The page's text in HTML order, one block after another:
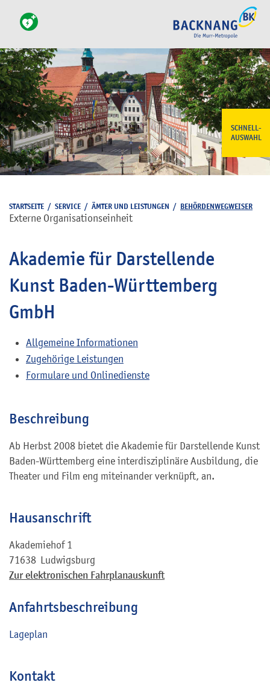
SCHNELL-
AUSWAHL
STARTSEITE / SERVICE / ÄMTER UND LEISTUNGEN / BEHÖRDENWEGWEISER
Externe Organisationseinheit
Akademie für Darstellende
Kunst Baden-Württemberg
GmbH
Allgemeine Informationen
Zugehörige Leistungen
Formulare und Onlinedienste
Beschreibung
Ab Herbst 2008 bietet die Akademie für Darstellende Kunst
Baden-Württemberg eine interdisziplinäre Ausbildung, die
Theater und Film eng miteinander verknüpft, an.
Hausanschrift
Akademiehof 1
71638 Ludwigsburg
Zur elektronischen Fahrplanauskunft
Anfahrtsbeschreibung
Lageplan
Kontakt